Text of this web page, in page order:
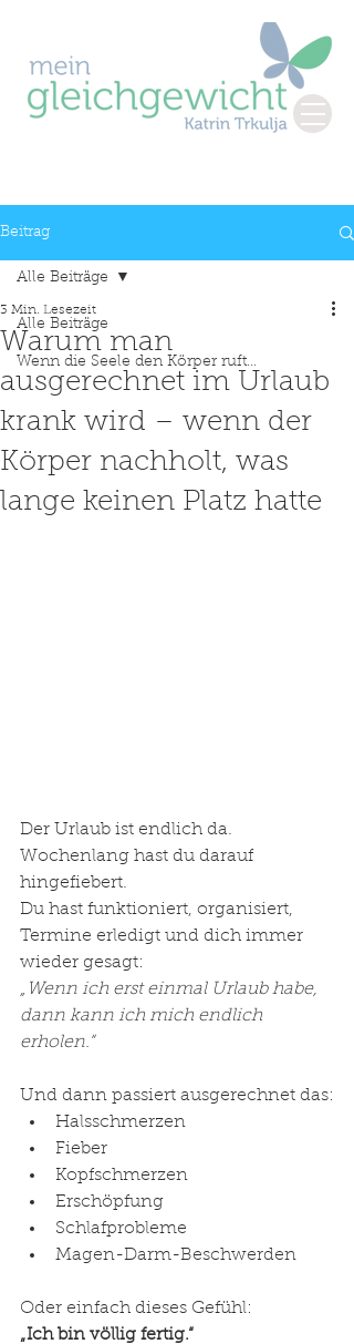
Beitrag
Alle Beiträge
Wenn die Seele den Körper ruft...
Alle Beiträge
Warum man
ausgerechnet im Urlaub
krank wird – wenn der
Körper nachholt, was
lange keinen Platz hatte
3 Min. Lesezeit
Der Urlaub ist endlich da.
Wochenlang hast du darauf
hingefiebert.
Du hast funktioniert, organisiert,
Termine erledigt und dich immer
wieder gesagt:
„Wenn ich erst einmal Urlaub habe,
dann kann ich mich endlich
erholen.“
Und dann passiert ausgerechnet das:
Halsschmerzen
Fieber
Kopfschmerzen
Erschöpfung
Schlafprobleme
Magen-Darm-Beschwerden
Oder einfach dieses Gefühl:
„Ich bin völlig fertig.“